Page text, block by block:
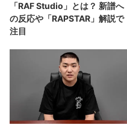
「RAF Studio」とは？ 新譜へ
の反応や「RAPSTAR」解説で
注目